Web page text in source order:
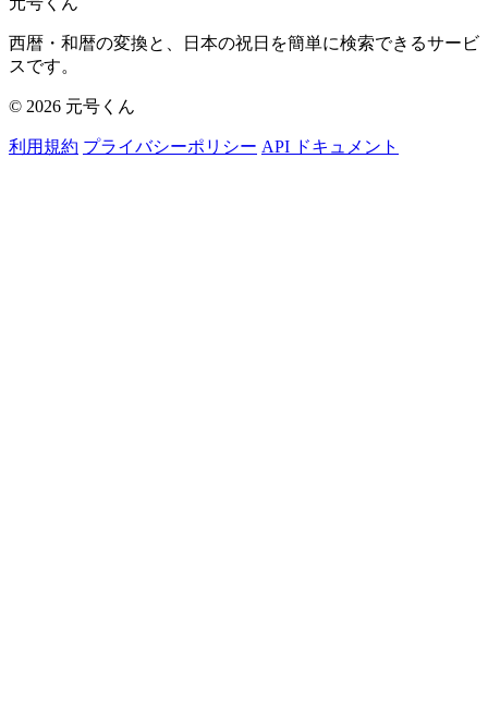
西暦・和暦の変換と、日本の祝日を簡単に検索できるサービ
スです。
© 2026 元号くん
利用規約 プライバシーポリシー API ドキュメント